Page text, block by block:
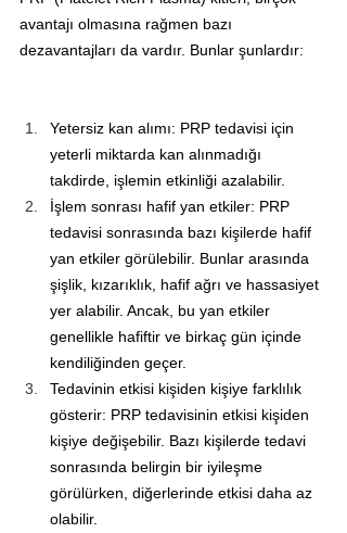
avantajı olmasına rağmen bazı
dezavantajları da vardır. Bunlar şunlardır:
Yetersiz kan alımı: PRP tedavisi için
yeterli miktarda kan alınmadığı
takdirde, işlemin etkinliği azalabilir.
İşlem sonrası hafif yan etkiler: PRP
tedavisi sonrasında bazı kişilerde hafif
yan etkiler görülebilir. Bunlar arasında
şişlik, kızarıklık, hafif ağrı ve hassasiyet
yer alabilir. Ancak, bu yan etkiler
genellikle hafiftir ve birkaç gün içinde
kendiliğinden geçer.
Tedavinin etkisi kişiden kişiye farklılık
gösterir: PRP tedavisinin etkisi kişiden
kişiye değişebilir. Bazı kişilerde tedavi
sonrasında belirgin bir iyileşme
görülürken, diğerlerinde etkisi daha az
olabilir.